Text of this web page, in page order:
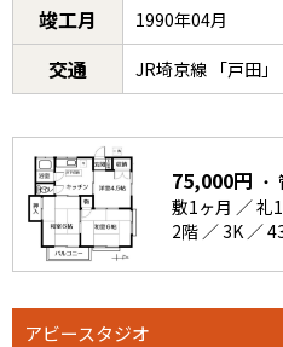
竣工月 1990年04月
交通 JR埼京線 「戸田
75,000円 ・
敷1ヶ月 ／ 礼
2階 ／ 3K ／
アビースタジオ